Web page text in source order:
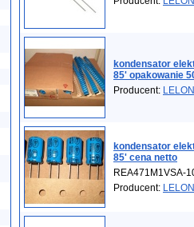
kondensator
85' opakowanie
Producent: LELON
kondensator
85' cena netto
REA471M1VSA-
Producent: LELON